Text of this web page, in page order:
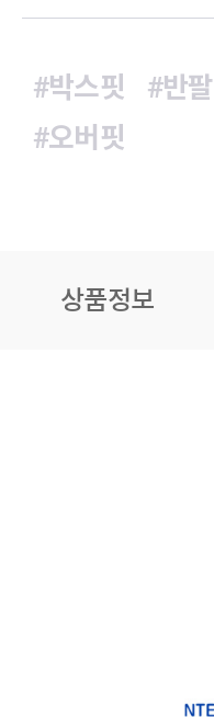
#박스핏 #반팔
#오버핏
상품정보